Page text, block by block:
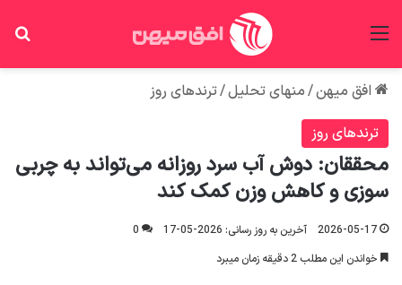
افق میهن/منهای تحلیل/ترندهای روز
ترندهای روز
محققان: دوش آب سرد روزانه می‌تواند به چربی
سوزی و کاهش وزن کمک کند
2026-05-17 آخرین به روز رسانی: 2026-05-17
0
خواندن این مطلب 2 دقیقه زمان میبرد